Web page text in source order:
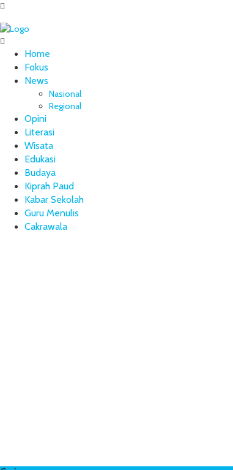
Home
Fokus
News
Nasional
Regional
Opini
Literasi
Wisata
Edukasi
Budaya
Kiprah Paud
Kabar Sekolah
Guru Menulis
Cakrawala